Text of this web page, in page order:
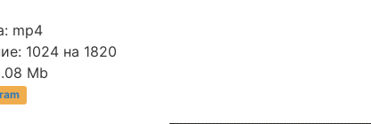
mp4
1024 на 1820
Mb